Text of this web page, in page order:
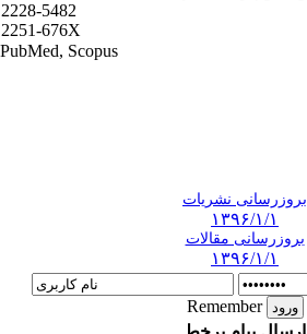
2228-5482
2251-676X
PubMed, Scopus
بروزرسانی نشریات
۱۳۹۶/۱/۱
بروزرسانی مقالات
۱۳۹۶/۱/۱
Remember